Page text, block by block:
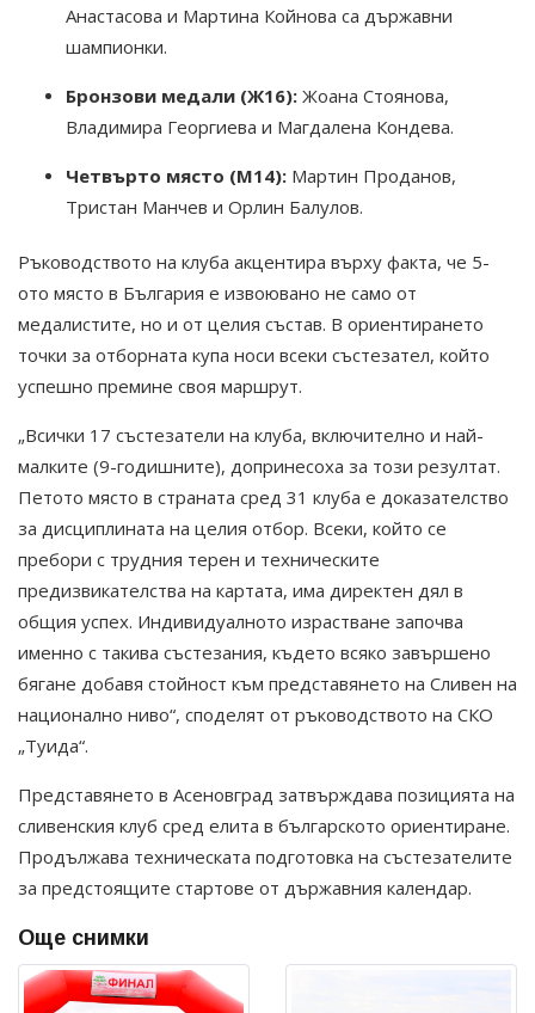
Анастасова и Мартина Койнова са държавни
шампионки.
Бронзови медали (Ж16): Жоана Стоянова,
Владимира Георгиева и Магдалена Кондева.
Четвърто място (М14): Мартин Проданов,
Тристан Манчев и Орлин Балулов.
Ръководството на клуба акцентира върху факта, че 5-
ото място в България е извоювано не само от
медалистите, но и от целия състав. В ориентирането
точки за отборната купа носи всеки състезател, който
успешно премине своя маршрут.
„Всички 17 състезатели на клуба, включително и най-
малките (9-годишните), допринесоха за този резултат.
Петото място в страната сред 31 клуба е доказателство
за дисциплината на целия отбор. Всеки, който се
пребори с трудния терен и техническите
предизвикателства на картата, има директен дял в
общия успех. Индивидуалното израстване започва
именно с такива състезания, където всяко завършено
бягане добавя стойност към представянето на Сливен на
национално ниво“, споделят от ръководството на СКО
„Туида“.
Представянето в Асеновград затвърждава позицията на
сливенския клуб сред елита в българското ориентиране.
Продължава техническата подготовка на състезателите
за предстоящите стартове от държавния календар.
Още снимки